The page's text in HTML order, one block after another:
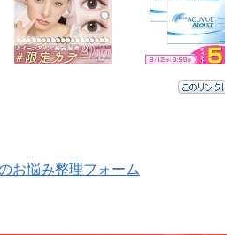
お悩み整理フォーム